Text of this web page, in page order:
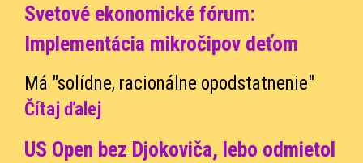
Svetové ekonomické fórum:
Implementácia mikročipov deťom
Má "solídne, racionálne opodstatnenie"
Čítaj ďalej
US Open bez Djokoviča, lebo odmietol